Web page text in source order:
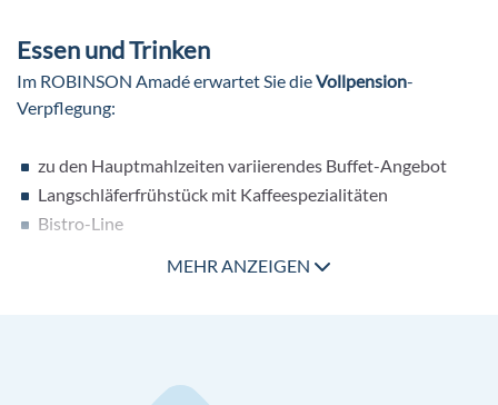
Essen und Trinken
Im ROBINSON Amadé erwartet Sie dieVollpension-
Verpflegung:
zu den Hauptmahlzeiten variierendes Buffet-Angebot
Langschläferfrühstück mit Kaffeespezialitäten
Bistro-Line
angebotenen Erfrischungsgetränke, Tischwein, Bier,
besonderem Entertainment und ausgewählten Cocktails
MEHR ANZEIGEN